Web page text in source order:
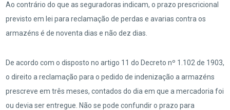
Ao contrário do que as seguradoras indicam, o prazo prescricional
previsto em lei para reclamação de perdas e avarias contra os
armazéns é de noventa dias e não dez dias.
De acordo com o disposto no artigo 11 do Decreto nº 1.102 de 1903,
o direito a reclamação para o pedido de indenização a armazéns
prescreve em três meses, contados do dia em que a mercadoria foi
ou devia ser entregue. Não se pode confundir o prazo para